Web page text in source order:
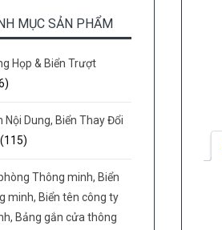
MỤC SẢN PHẨM
Họp & Biển Trượt
Nội Dung, Biển Thay Đổi
(115)
Thông minh, Biển
minh, Biển tên công ty
Bảng gắn cửa thông